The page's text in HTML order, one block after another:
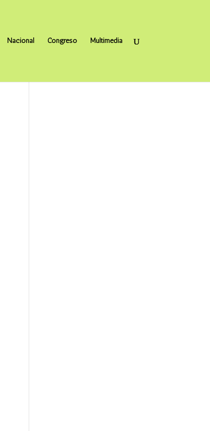
Nacional Congreso Multimedia